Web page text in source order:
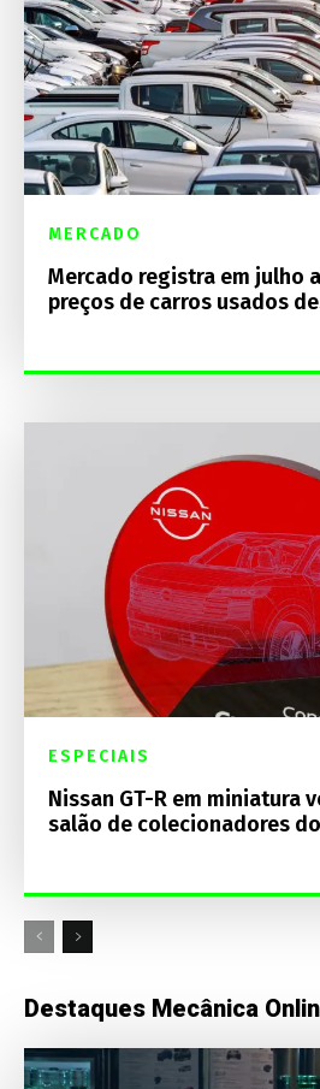
MERCADO
Mercado registra em julho
preços de carros usados
ESPECIAIS
Nissan GT-R em miniatura
salão de colecionadores
Destaques Mecânica